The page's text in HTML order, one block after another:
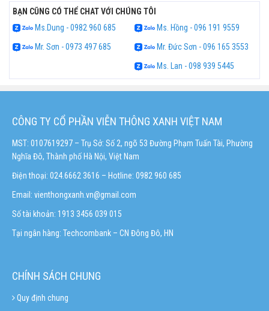
BẠN CŨNG CÓ THỂ CHAT VỚI CHÚNG TÔI
Ms.Dung - 0982 960 685
Ms. Hồng - 096 191 9559
Mr. Sơn - 0973 497 685
Mr. Đức Sơn - 096 165 3553
Ms. Lan - 098 939 5445
CÔNG TY CỔ PHẦN VIỄN THÔNG XANH VIỆT NAM
MST: 0107619297 – Trụ Sở: Số 2, ngõ 53 Đường Phạm Tuấn Tài, Phường
Nghĩa Đô, Thành phố Hà Nội, Việt Nam
Điện thoại: 024.6662 3616 – Hotline: 0982 960 685
Email: vienthongxanh.vn@gmail.com
Số tài khoản: 1913 3456 039 015
Tại ngân hàng: Techcombank – CN Đông Đô, HN
CHÍNH SÁCH CHUNG
Quy định chung